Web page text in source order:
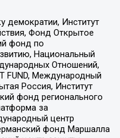
Институт
Фонд Открытое
фонд по
Национальный
Отношений,
FUND, Международный
Россия, Институт
фонд регионального
за
центр
фонд Маршалла